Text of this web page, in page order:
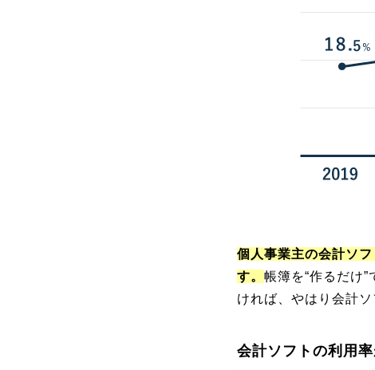
個人事業主の会計ソ
す。 帳簿を“作るだけ
ければ、やはり会計ソ
会計ソフトの利用